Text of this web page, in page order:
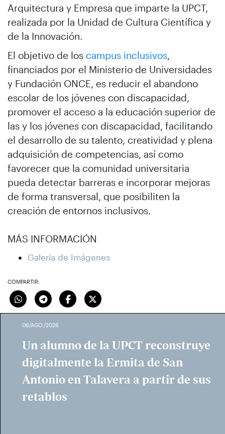
Arquitectura y Empresa que imparte la UPCT,
realizada por la Unidad de Cultura Científica y
de la Innovación.
El objetivo de los campus inclusivos,
financiados por el Ministerio de Universidades
y Fundación ONCE, es reducir el abandono
escolar de los jóvenes con discapacidad,
promover el acceso a la educación superior de
las y los jóvenes con discapacidad, facilitando
el desarrollo de su talento, creatividad y plena
adquisición de competencias, así como
favorecer que la comunidad universitaria
pueda detectar barreras e incorporar mejoras
de forma transversal, que posibiliten la
creación de entornos inclusivos.
MÁS INFORMACIÓN
Galería de Imágenes
COMPARTIR:
06/AGO./2026
Un alumno de la UPCT reconstruye
digitalmente la Ermita de San
Antonio en Talavera a partir de sus
retablos